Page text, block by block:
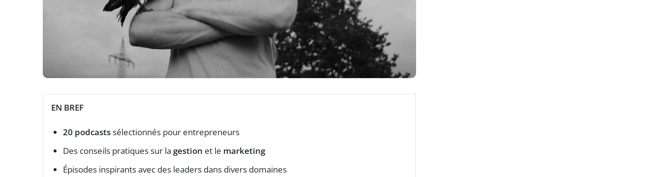
EN BREF
20 podcastssélectionnés pour entrepreneurs
Des conseils pratiques sur la gestion et le marketing
Épisodes inspirants avec des leaders dans divers domaines